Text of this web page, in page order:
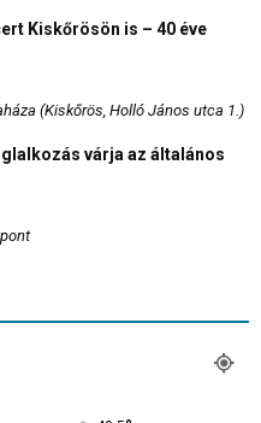
Kiskőrösön is – 40 éve
(Kiskőrös, Holló János utca 1.)
várja az általános